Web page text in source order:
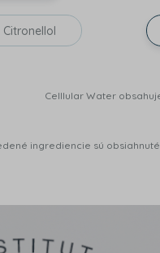
Citronellol
Celllular Water obsahuje:
ingrediencie sú